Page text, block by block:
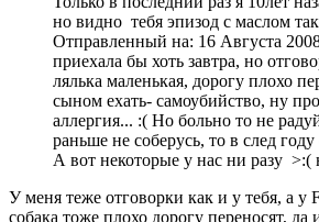
но видно тебя эпизод с маслом
Отправленный на: 16 Августа
приехала бы хоть завтра, но
лялька маленькая, дорогу плохо
сыном ехать- самоубийство, ну
аллергия... :( Но больно то не
раньше не соберусь, то в след году
А вот некоторые у нас ни разу
У меня теже отговорки как и у тебя, а у
собака тоже плохо дорогу переносят, да